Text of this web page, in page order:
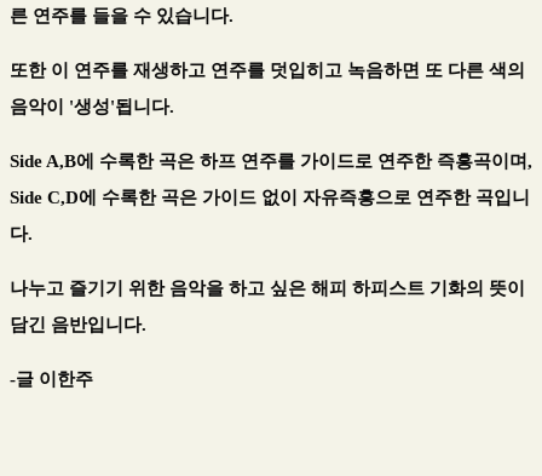
른 연주를 들을 수 있습니다.
또한 이 연주를 재생하고 연주를 덧입히고 녹음하면 또 다른 색의
음악이 '생성'됩니다.
Side A,B에 수록한 곡은 하프 연주를 가이드로 연주한 즉흥곡이며,
Side C,D에 수록한 곡은 가이드 없이 자유즉흥으로 연주한 곡입니
다.
나누고 즐기기 위한 음악을 하고 싶은 해피 하피스트 기화의 뜻이
담긴 음반입니다.
-글 이한주